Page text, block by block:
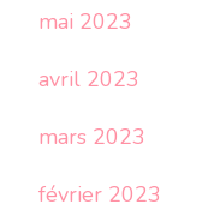
mai 2023
avril 2023
mars 2023
février 2023